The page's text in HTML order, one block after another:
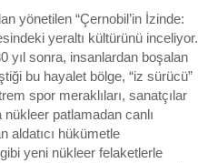
yönetilen “Çernobil’in İzinde:
yeraltı kültürünü inceliyor.
yıl sonra, insanlardan boşalan
bu hayalet bölge, “iz sürücü”
spor meraklıları, sanatçılar
patlamadan canlı
aldatıcı hükümetle
yeni nükleer felaketlerle